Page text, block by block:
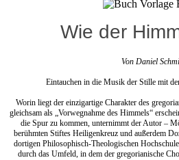
Wie der
Von Daniel
Eintauchen in die Musik der Stille mit
Worin liegt der einzigartige Charakter des
gleichsam als „Vorwegnahme des Himmels“
die Spur zu kommen, unternimmt der Autor –
berühmten Stiftes Heiligenkreuz und außerdem
dortigen Philosophisch-Theologischen
durch das Umfeld, in dem der gregorianische